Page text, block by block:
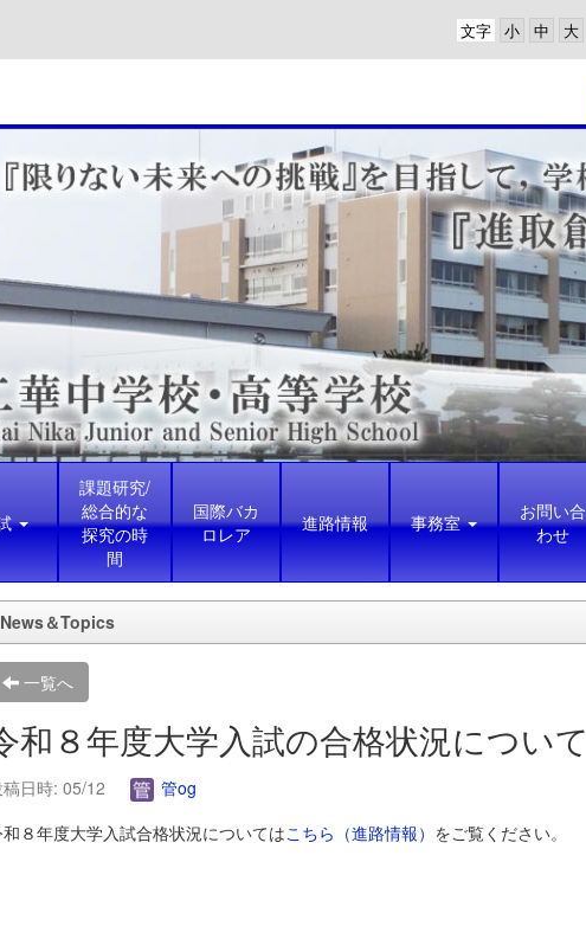
文字
課題研究/
総合的な
探究の時
間
国際バカ
ロレア
進路情報 事務室
お問い合
わせ
News＆Topics
一覧へ
和８年度大学入試の合格状況について
日時: 05/12
管og
８年度大学入試合格状況についてはこちら（進路情報） をご覧ください。